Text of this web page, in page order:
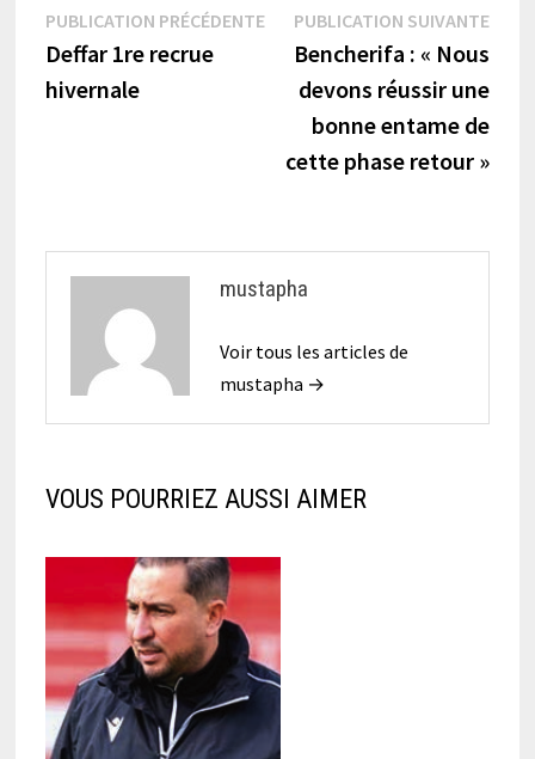
Navigation
de
PUBLICATION PRÉCÉDENTEPublication
précédente :
Deffar 1re recrue
hivernale
PUBLICATION SUIVANTE
Bencherifa : « Nous
devons réussir une
bonne entame de
cette phase retour »
mustapha
Voir tous les articles de
mustapha →
VOUS POURRIEZ AUSSI AIMER